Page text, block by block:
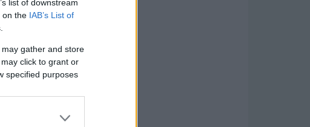
list of downstream
on the IAB’s List of
gather and store
click to grant or
specified purposes